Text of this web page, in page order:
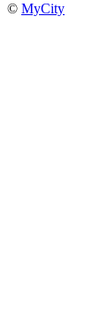
© MyCity